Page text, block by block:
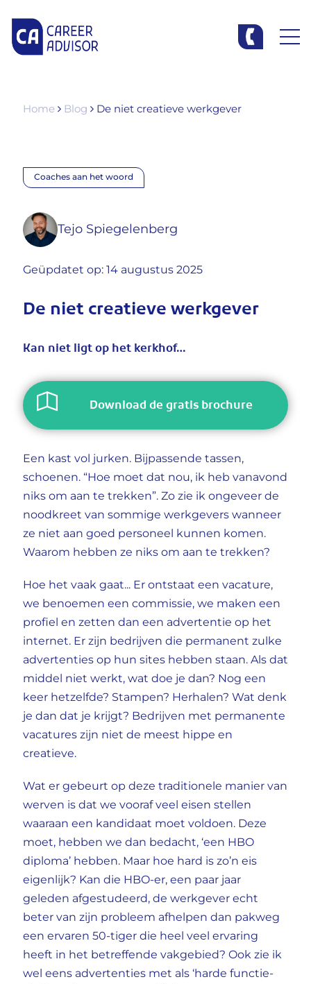
Home Blog De niet creatieve werkgever
Coaches aan het woord
Tejo Spiegelenberg
Geüpdatet op: 14 augustus 2025
De niet creatieve werkgever
Kan niet ligt op het kerkhof…
Download de gratis brochure
Een kast vol jurken. Bijpassende tassen,
schoenen. “Hoe moet dat nou, ik heb vanavond
niks om aan te trekken”. Zo zie ik ongeveer de
noodkreet van sommige werkgevers wanneer
ze niet aan goed personeel kunnen komen.
Waarom hebben ze niks om aan te trekken?
Hoe het vaak gaat... Er ontstaat een vacature,
we benoemen een commissie, we maken een
profiel en zetten dan een advertentie op het
internet. Er zijn bedrijven die permanent zulke
advertenties op hun sites hebben staan. Als dat
middel niet werkt, wat doe je dan? Nog een
keer hetzelfde? Stampen? Herhalen? Wat denk
je dan dat je krijgt? Bedrijven met permanente
vacatures zijn niet de meest hippe en
creatieve.
Wat er gebeurt op deze traditionele manier van
werven is dat we vooraf veel eisen stellen
waaraan een kandidaat moet voldoen. Deze
moet, hebben we dan bedacht, ‘een HBO
diploma’ hebben. Maar hoe hard is zo’n eis
eigenlijk? Kan die HBO-er, een paar jaar
geleden afgestudeerd, de werkgever echt
beter van zijn probleem afhelpen dan pakweg
een ervaren 50-tiger die heel veel ervaring
heeft in het betreffende vakgebied? Ook zie ik
wel eens advertenties met als ‘harde functie-